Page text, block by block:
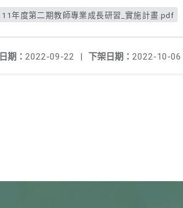
年度第二期教師專業成長研習_實施計畫.pdf
下架日期： 2022-10-06
期： 2022-09-22 |